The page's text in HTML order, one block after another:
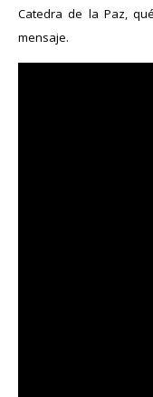
Catedra de la Paz,
mensaje.